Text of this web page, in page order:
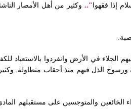
إذا فقهوا "‏‏.‏.‏ وكثير من أهل الأمصار
في الأرض وانفردوا بالاستعباد
الذل فيهم منذ أحقاب متطاولة‏.‏
الخائفين والمتوجسين على مستقبلهم